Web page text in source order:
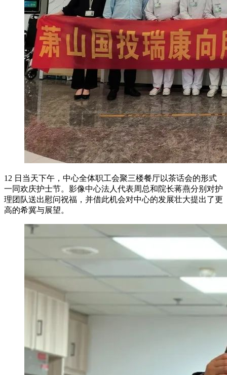
12 日当天下午，中心全体职工会聚三楼餐厅以茶话会的形式
一同欢庆护士节。影像中心法人代表周总和院长蒋燕分别对护
理团队送出慰问祝福，并借此机会对中心的发展壮大提出了更
高的希冀与展望。